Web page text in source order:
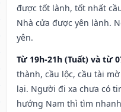
được tốt lành, tốt nhất
Nhà cửa được yên lành.
yên.
Từ 19h-21h (Tuất) và từ
thành, cầu lộc, cầu tài
lại. Người đi xa chưa có
hướng Nam thì tìm